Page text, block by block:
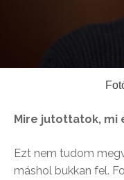
Mire jutottatok, mi
Ezt nem tudom
máshol bukkan fel.